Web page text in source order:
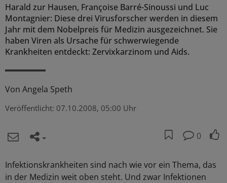
Harald zur Hausen, Françoise Barré-Sinoussi und Luc
Montagnier: Diese drei Virusforscher werden in diesem
Jahr mit dem Nobelpreis für Medizin ausgezeichnet. Sie
haben Viren als Ursache für schwerwiegende
Krankheiten entdeckt: Zervixkarzinom und Aids.
Von Angela Speth
Veröffentlicht: 07.10.2008, 05:00 Uhr
0
Infektionskrankheiten sind nach wie vor ein Thema, das
in der Medizin weit oben steht. Und zwar Infektionen